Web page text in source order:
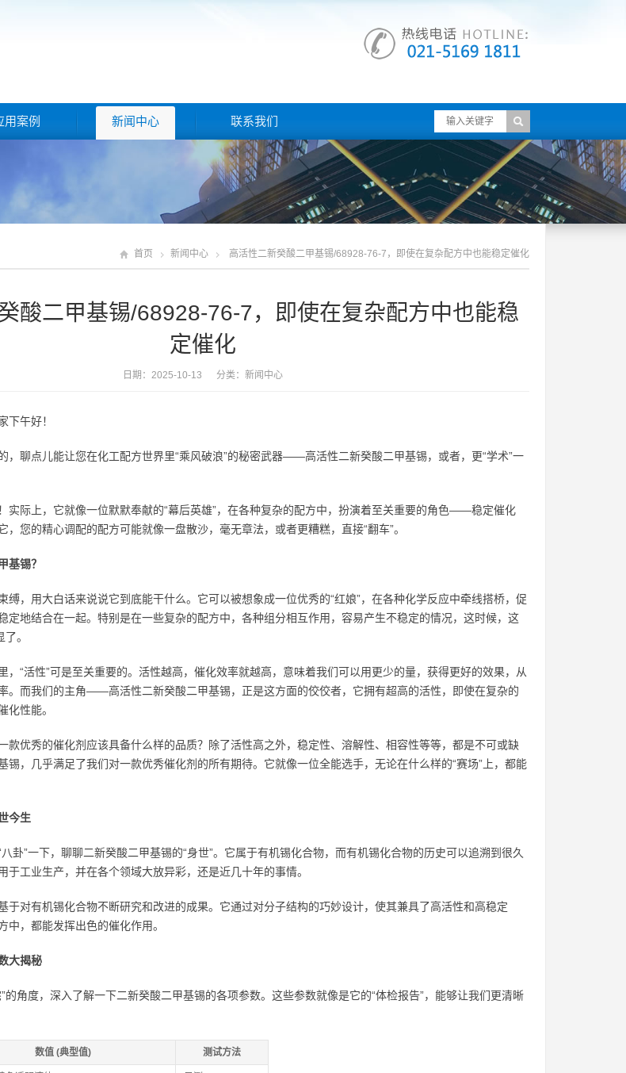
用案例 新闻中心 联系我们
首页 新闻中心 高活性二新癸酸二甲基锡/68928-76-7，即使在复杂配方中也能稳定催化
酸二甲基锡/68928-76-7，即使在复杂配方中也能稳
定催化
日期：2025-10-13 分类： 新闻中心
下午好！
，聊点儿能让您在化工配方世界里“乘风破浪”的秘密武器——高活性二新癸酸二甲基锡，或者，更“学术”一
实际上，它就像一位默默奉献的“幕后英雄”，在各种复杂的配方中，扮演着至关重要的角色——稳定催化
，您的精心调配的配方可能就像一盘散沙，毫无章法，或者更糟糕，直接“翻车”。
基锡？
缚，用大白话来说说它到底能干什么。它可以被想象成一位优秀的“红娘”，在各种化学反应中牵线搭桥，促
定地结合在一起。特别是在一些复杂的配方中，各种组分相互作用，容易产生不稳定的情况，这时候，这
。
，“活性”可是至关重要的。活性越高，催化效率就越高，意味着我们可以用更少的量，获得更好的效果，从
。而我们的主角——高活性二新癸酸二甲基锡，正是这方面的佼佼者，它拥有超高的活性，即使在复杂的
化性能。
款优秀的催化剂应该具备什么样的品质？除了活性高之外，稳定性、溶解性、相容性等等，都是不可或缺
锡，几乎满足了我们对一款优秀催化剂的所有期待。它就像一位全能选手，无论在什么样的“赛场”上，都能
今生
卦”一下，聊聊二新癸酸二甲基锡的“身世”。它属于有机锡化合物，而有机锡化合物的历史可以追溯到很久
于工业生产，并在各个领域大放异彩，还是近几十年的事情。
于对有机锡化合物不断研究和改进的成果。它通过对分子结构的巧妙设计，使其兼具了高活性和高稳定
中，都能发挥出色的催化作用。
大揭秘
的角度，深入了解一下二新癸酸二甲基锡的各项参数。这些参数就像是它的“体检报告”，能够让我们更清晰
数值 (典型值) 测试方法